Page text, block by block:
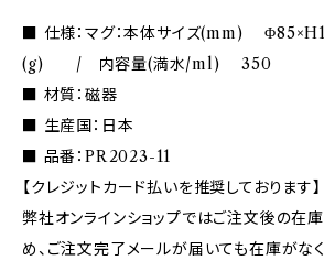
■ 仕様：マグ：本体サイズ(mm)
(g) / 内容量(満水/ml) 350
■ 材質：磁器
■ 生産国：日本
■ 品番：PR2023-11
【クレジットカード払いを推奨しております】
弊社オンラインショップではご注文後の在
め、ご注文完了メールが届いても在庫がな